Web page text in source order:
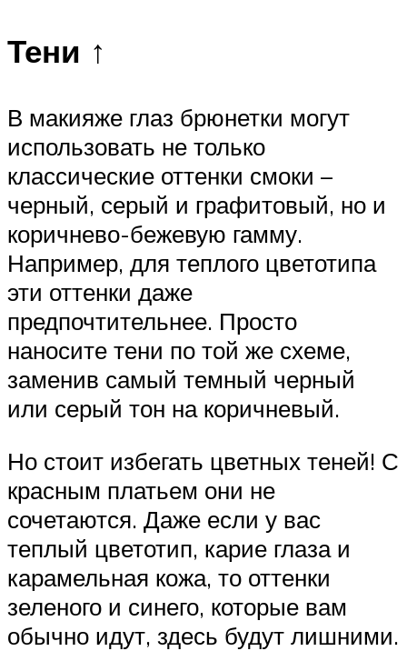
Тени ↑
В макияже глаз брюнетки могут
использовать не только
классические оттенки смоки –
черный, серый и графитовый, но и
коричнево-бежевую гамму.
Например, для теплого цветотипа
эти оттенки даже
предпочтительнее. Просто
наносите тени по той же схеме,
заменив самый темный черный
или серый тон на коричневый.
Но стоит избегать цветных теней! С
красным платьем они не
сочетаются. Даже если у вас
теплый цветотип, карие глаза и
карамельная кожа, то оттенки
зеленого и синего, которые вам
обычно идут, здесь будут лишними.